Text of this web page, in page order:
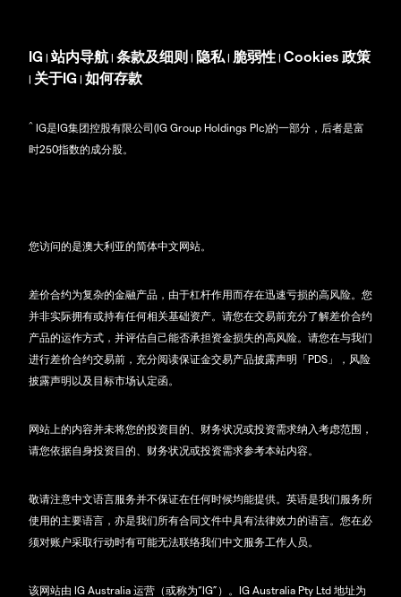
IG |站内导航 | 条款及细则 | 隐私 | 脆弱性 | Cookies 政策
| 关于IG | 如何存款
^ IG是IG集团控股有限公司(IG Group Holdings Plc)的一部分，后者是富
时250指数的成分股。
您访问的是澳大利亚的简体中文网站。
差价合约为复杂的金融产品，由于杠杆作用而存在迅速亏损的高风险。您
并非实际拥有或持有任何相关基础资产。请您在交易前充分了解差价合约
产品的运作方式，并评估自己能否承担资金损失的高风险。请您在与我们
进行差价合约交易前，充分阅读保证金交易产品披露声明「PDS」，风险
披露声明以及目标市场认定函。
网站上的内容并未将您的投资目的、财务状况或投资需求纳入考虑范围，
请您依据自身投资目的、财务状况或投资需求参考本站内容。
敬请注意中文语言服务并不保证在任何时候均能提供。英语是我们服务所
使用的主要语言，亦是我们所有合同文件中具有法律效力的语言。您在必
须对账户采取行动时有可能无法联络我们中文服务工作人员。
该网站由 IG Australia 运营（或称为“IG”）。IG Australia Pty Ltd 地址为